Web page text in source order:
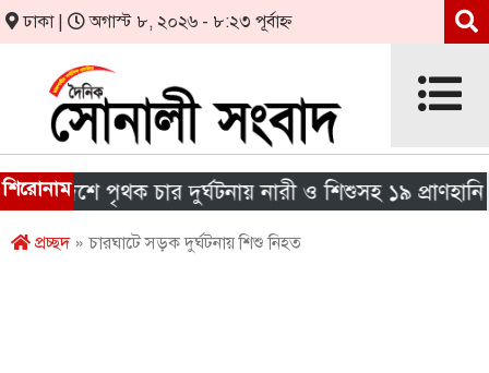
ঢাকা | অগাস্ট ৮, ২০২৬ - ৮:২৩ পূর্বাহ্ন
শিরোনাম
দেশে পৃথক চার দুর্ঘটনায় নারী ও শিশুসহ ১৯ প্রাণহানি
প্রচ্ছদ» চারঘাটে সড়ক দুর্ঘটনায় শিশু নিহত